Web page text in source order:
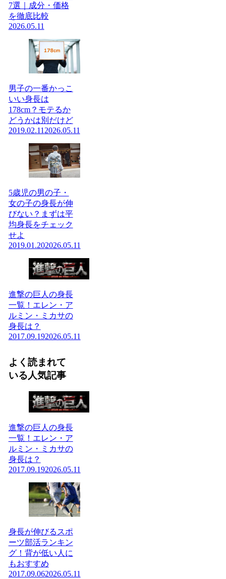
7選｜成分・価格
を徹底比較
2026.05.11
男子の一番かっこ
いい身長は
178cm？モテるか
どうかは別だけど
2019.02.11 2026.05.11
5歳児の男の子・
女の子の身長が伸
びない？まずは平
均身長をチェック
せよ
2019.01.202026.05.11
進撃の巨人の身長
一覧！エレン・ア
ルミン・ミカサの
身長は？
2017.09.192026.05.11
よく読まれて
いる人気記事
進撃の巨人の身長
一覧！エレン・ア
ルミン・ミカサの
身長は？
2017.09.192026.05.11
身長が伸びるスポ
ーツ部活ランキン
グ！背が低い人に
もおすすめ
2017.09.062026.05.11